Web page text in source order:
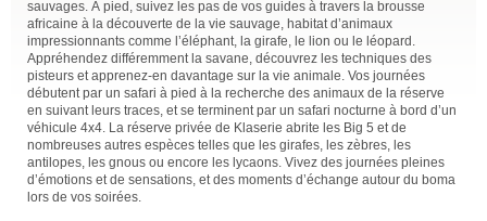
sauvages. À pied, suivez les pas de vos guides à travers la brousse
africaine à la découverte de la vie sauvage, habitat d’animaux
impressionnants comme l’éléphant, la girafe, le lion ou le léopard.
Appréhendez différemment la savane, découvrez les techniques des
pisteurs et apprenez-en davantage sur la vie animale. Vos journées
débutent par un safari à pied à la recherche des animaux de la réserve
en suivant leurs traces, et se terminent par un safari nocturne à bord d’un
véhicule 4x4. La réserve privée de Klaserie abrite les Big 5 et de
nombreuses autres espèces telles que les girafes, les zèbres, les
antilopes, les gnous ou encore les lycaons. Vivez des journées pleines
d’émotions et de sensations, et des moments d’échange autour du boma
lors de vos soirées.